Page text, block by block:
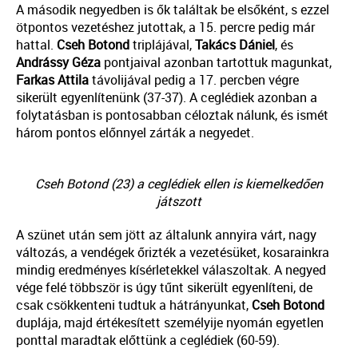
A második negyedben is ők találtak be elsőként, s ezzel
ötpontos vezetéshez jutottak, a 15. percre pedig már
hattal. Cseh Botondtriplájával,Takács Dániel, és
Andrássy Géza pontjaival azonban tartottuk magunkat,
Farkas Attilatávolijával pedig a 17. percben végre
sikerült egyenlítenünk (37-37). A ceglédiek azonban a
folytatásban is pontosabban céloztak nálunk, és ismét
három pontos előnnyel zárták a negyedet.
Cseh Botond (23) a ceglédiek ellen is kiemelkedően
játszott
A szünet után sem jött az általunk annyira várt, nagy
változás, a vendégek őrizték a vezetésüket, kosarainkra
mindig eredményes kísérletekkel válaszoltak. A negyed
vége felé többször is úgy tűnt sikerült egyenlíteni, de
csak csökkenteni tudtuk a hátrányunkat, Cseh Botond
duplája, majd értékesített személyije nyomán egyetlen
ponttal maradtak előttünk a ceglédiek (60-59).